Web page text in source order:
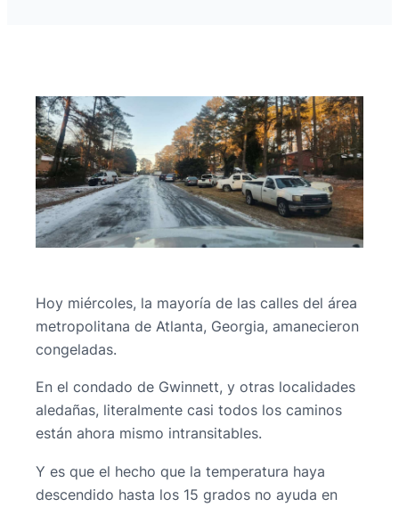
Hoy miércoles, la mayoría de las calles del área
metropolitana de Atlanta, Georgia, amanecieron
congeladas.
En el condado de Gwinnett, y otras localidades
aledañas, literalmente casi todos los caminos
están ahora mismo intransitables.
Y es que el hecho que la temperatura haya
descendido hasta los 15 grados no ayuda en